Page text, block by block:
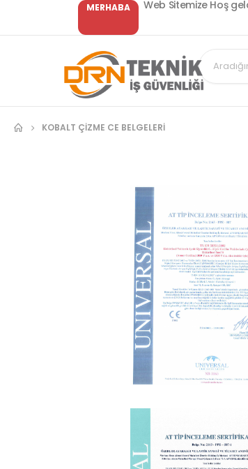
MERHABA Web Sitemize Hoş
KOBALT ÇİZME CE BELGELERİ